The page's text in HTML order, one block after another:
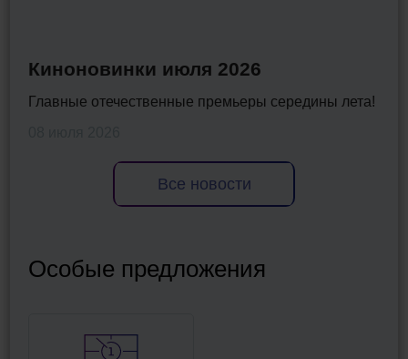
Киноновинки июля 2026
Главные отечественные премьеры середины лета!
Все новости
Особые предложения